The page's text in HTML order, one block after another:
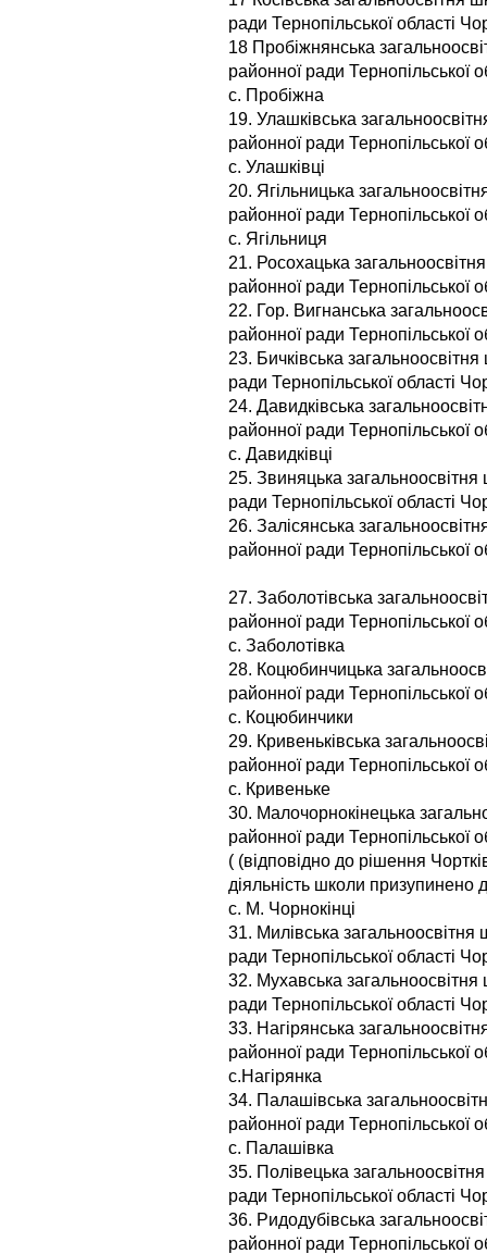
ради Тернопільської області
18 Пробіжнянська
районної ради Тернопільської
с. Пробіжна
19. Улашківська
районної ради Тернопільської
с. Улашківці
20. Ягільницька
районної ради Тернопільської
с. Ягільниця
21. Росохацька загальноосвітня
районної ради Тернопільської
22. Гор. Вигнанська
районної ради Тернопільської
23. Бичківська загальноосвітня
ради Тернопільської області
24. Давидківська
районної ради Тернопільської
с. Давидківці
25. Звиняцька загальноосвітня
ради Тернопільської області
26. Залісянська
районної ради Тернопільської
27. Заболотівська
районної ради Тернопільської
с. Заболотівка
28. Коцюбинчицька
районної ради Тернопільської
с. Коцюбинчики
29. Кривеньківська
районної ради Тернопільської
с. Кривеньке
30. Малочорнокінецька
районної ради Тернопільської
( (відповідно до рішення
діяльність школи призупинено
с. М. Чорнокінці
31. Милівська загальноосвітня
ради Тернопільської області
32. Мухавська загальноосвітня
ради Тернопільської області
33. Нагірянська
районної ради Тернопільської
с.Нагірянка
34. Палашівська
районної ради Тернопільської
с. Палашівка
35. Полівецька загальноосвітня
ради Тернопільської області
36. Ридодубівська
районної ради Тернопільської